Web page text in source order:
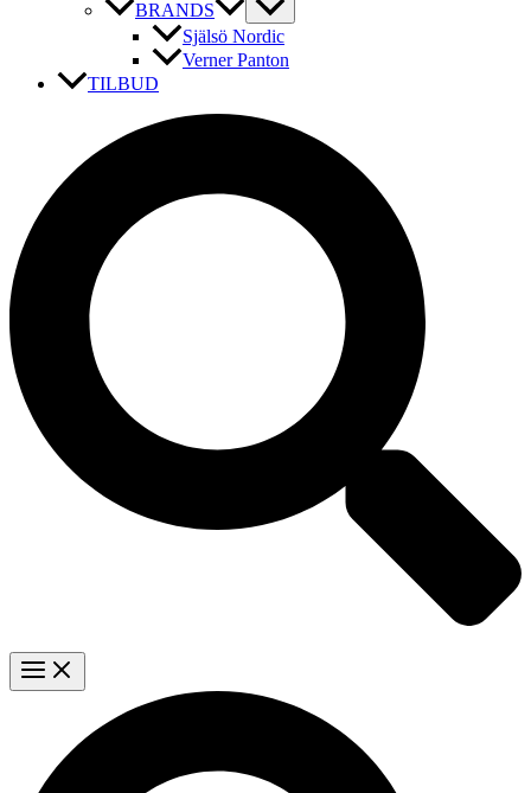
BRANDS
Själsö Nordic
Verner Panton
TILBUD